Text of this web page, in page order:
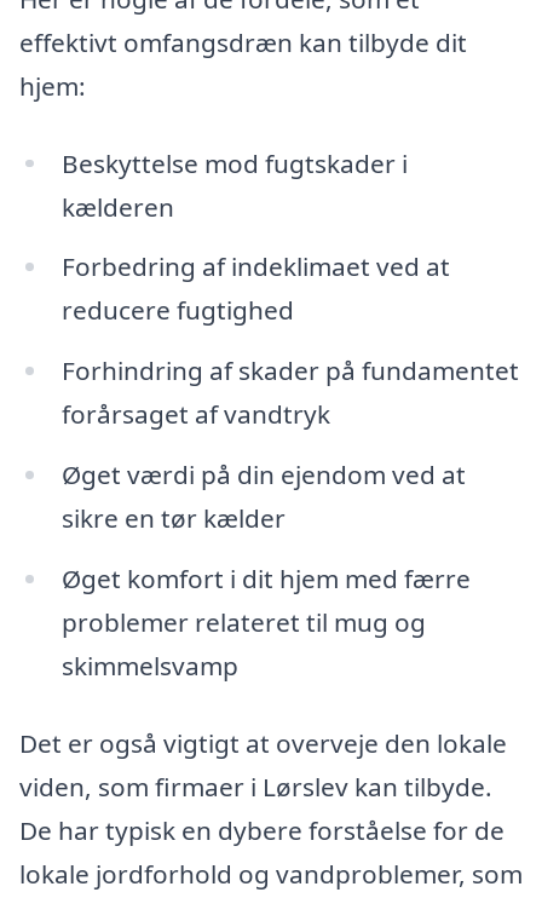
effektivt omfangsdræn kan tilbyde dit
hjem:
Beskyttelse mod fugtskader i
kælderen
Forbedring af indeklimaet ved at
reducere fugtighed
Forhindring af skader på fundamentet
forårsaget af vandtryk
Øget værdi på din ejendom ved at
sikre en tør kælder
Øget komfort i dit hjem med færre
problemer relateret til mug og
skimmelsvamp
Det er også vigtigt at overveje den lokale
viden, som firmaer i Lørslev kan tilbyde.
De har typisk en dybere forståelse for de
lokale jordforhold og vandproblemer, som